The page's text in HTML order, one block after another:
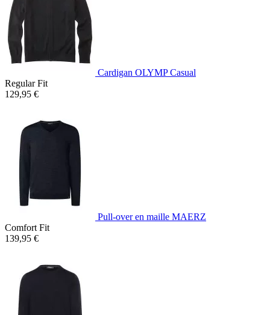
Cardigan OLYMP Casual
Regular Fit
129,95 €
Pull-over en maille MAERZ
Comfort Fit
139,95 €